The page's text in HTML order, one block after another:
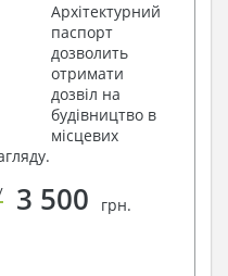
Архітектурний
паспорт
дозволить
отримати
дозвіл на
будівництво в
місцевих
3 500 грн.